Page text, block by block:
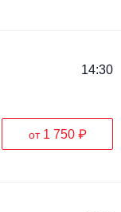
14:30
от 1 750 ₽